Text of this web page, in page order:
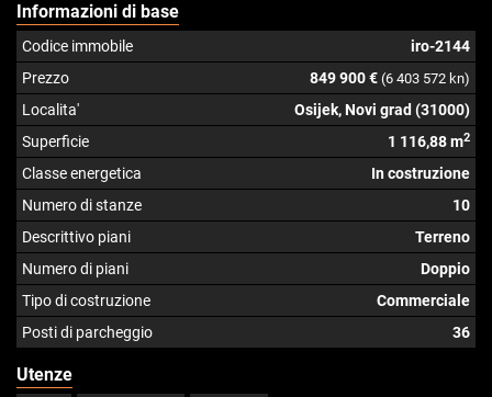
Informazioni di base
Codice immobile
iro-2144
Prezzo
849 900 € (6 403 572 kn)
Localita'
Osijek, Novi grad (31000)
Superficie
1 116,88 m2
Classe energetica
In costruzione
Numero di stanze
10
Descrittivo piani
Terreno
Numero di piani
Doppio
Tipo di costruzione
Commerciale
Posti di parcheggio
36
Utenze